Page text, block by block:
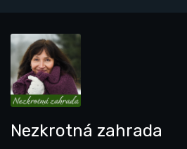
Nezkrotná zahrada